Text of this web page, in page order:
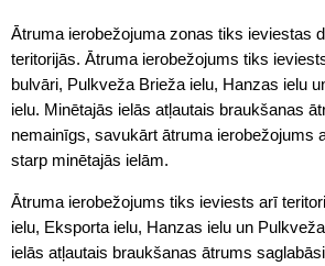
Ātruma ierobežojuma zonas tiks ieviestas
teritorijās. Ātruma ierobežojums tiks
bulvāri, Pulkveža Brieža ielu, Hanzas ielu
ielu. Minētajās ielās atļautais braukšanas
nemainīgs, savukārt ātruma ierobežojums
starp minētajās ielām.
Ātruma ierobežojums tiks ieviests arī
ielu, Eksporta ielu, Hanzas ielu un
ielās atļautais braukšanas ātrums